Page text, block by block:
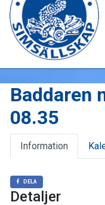
Baddaren
08.35
Information
DELA
Detaljer